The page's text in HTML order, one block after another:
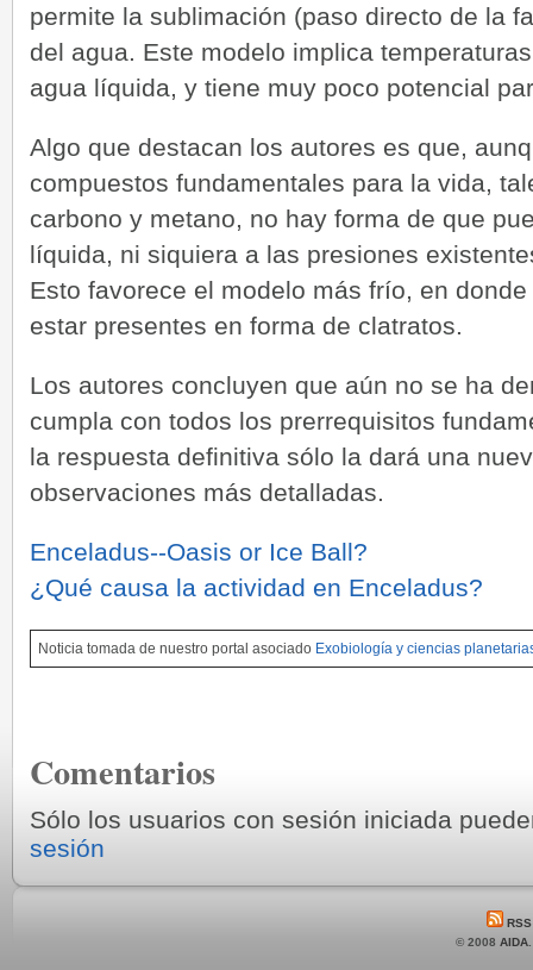
permite la sublimación (paso directo de la
del agua. Este modelo implica
agua líquida, y tiene muy poco potencial
Algo que destacan los autores es que,
compuestos fundamentales para la vida,
carbono y metano, no hay forma de que
líquida, ni siquiera a las presiones
Esto favorece el modelo más frío, en
estar presentes en forma de clatratos.
Los autores concluyen que aún no se ha
cumpla con todos los prerrequisitos
la respuesta definitiva sólo la dará una
observaciones más detalladas.
Enceladus--Oasis or Ice Ball?
¿Qué causa la actividad en Enceladus?
Noticia tomada de nuestro portal asociado Exobiología y ciencias
Comentarios
Sólo los usuarios con sesión iniciada
sesión
RSS
© 2008 AIDA